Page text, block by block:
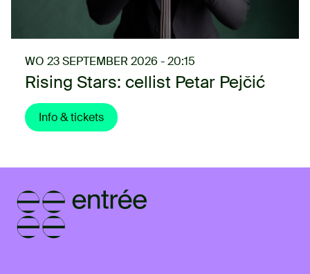
WO 23 SEPTEMBER 2026 - 20:15
Rising Stars: cellist Petar Pejčić
Info & tickets